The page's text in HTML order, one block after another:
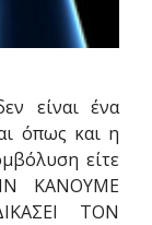
είναι ένα
όπως και η
είτε
ΚΑΝΟΥΜΕ
ΤΟΝ